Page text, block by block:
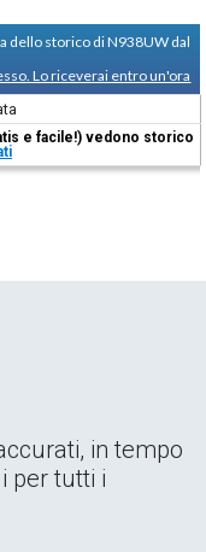
dello storico di N938UW dal
Lo riceverai entro un'ora
e facile!) vedono storico
in tempo
per tutti i